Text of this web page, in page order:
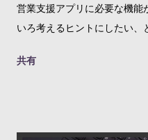
業活動は、この「to be」に近
して、マネジメントというの
こと。 それが整うというこ
営業支援アプリに必要な機能
いろ考えるヒントにしたい
イン管理」について確認しま
共有